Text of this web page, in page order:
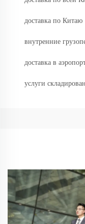
доставка по Китаю
внутренние
доставка в
услуги